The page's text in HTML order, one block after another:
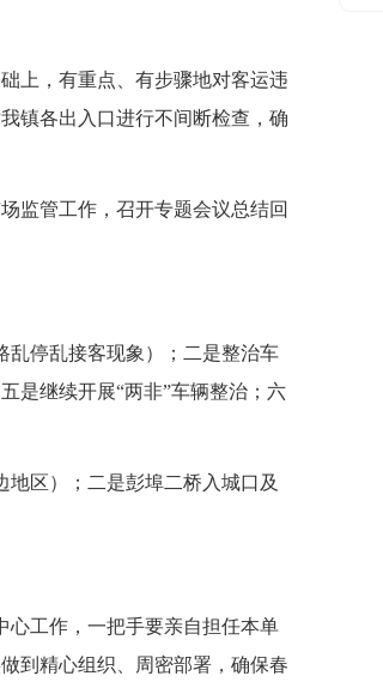
上，有重点、有步骤地对客运违
镇各出入口进行不间断检查，确
监管工作，召开专题会议总结回
乱停乱接客现象）；二是整治车
是继续开展“两非”车辆整治；六
区）；二是彭埠二桥入城口及
心工作，一把手要亲自担任本单
到精心组织、周密部署，确保春